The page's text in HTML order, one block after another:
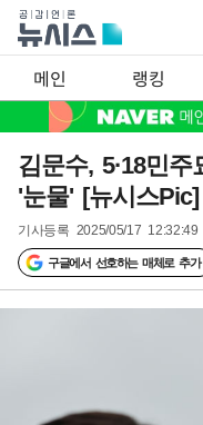
메인 랭킹
김문수, 5·18민
'눈물' [뉴시스Pic]
기사등록 2025/05/17 12:32:49
구글에서 선호하는 매체로 추가